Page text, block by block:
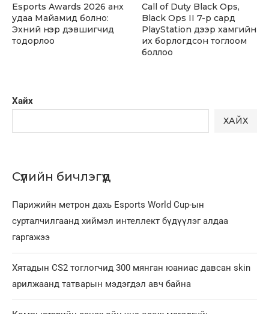
Хайх
ХАЙХ
Сүүлийн бичлэгүүд
Парижийн метрон дахь Esports World Cup-ын
сурталчилгаанд хиймэл интеллект бүдүүлэг алдаа
гаргажээ
Хятадын CS2 тоглогчид 300 мянган юаниас давсан skin
арилжаанд татварын мэдэгдэл авч байна
Esports Awards 2026 анх
удаа Майамид болно:
Эхний нэр дэвшигчид
тодорлоо
Call of Duty Black Ops,
Black Ops II 7-р сард
PlayStation дээр хамгийн
их борлогдсон тоглоом
боллоо